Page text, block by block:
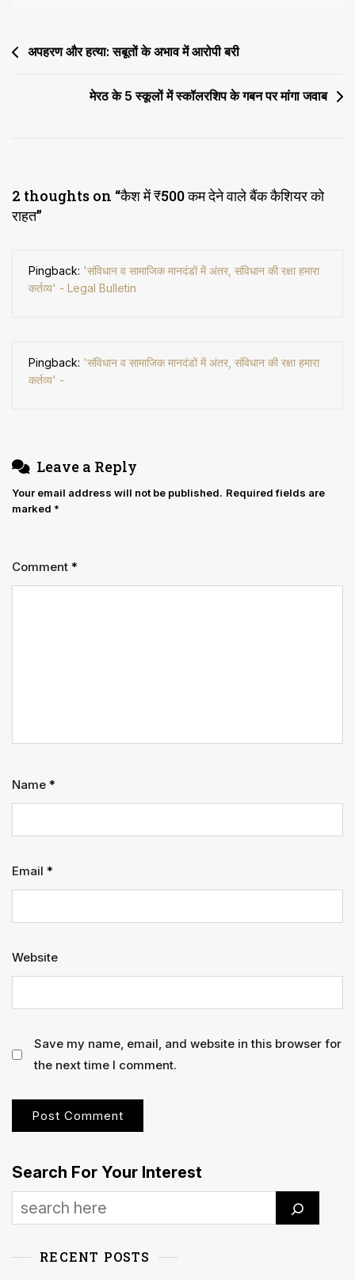
Post
अपहरण और हत्या: सबूतों के अभाव में आरोपी बरी
मेरठ के 5 स्कूलों में स्कॉलर​​​शिप के गबन पर मांगा जवाब
2 thoughts on “कैश में ₹500 कम देने वाले बैंक कैशियर को
राहत”
Pingback: 'संविधान व सामाजिक मानदंडों में अंतर, संविधान की रक्षा हमारा
कर्तव्य' - Legal Bulletin
Pingback: 'संविधान व सामाजिक मानदंडों में अंतर, संविधान की रक्षा हमारा
कर्तव्य' -
Leave a Reply
Your email address will not be published. Required fields are
marked *
Comment *
Name *
Email *
Website
Save my name, email, and website in this browser for
the next time I comment.
Search For Your Interest
RECENT POSTS